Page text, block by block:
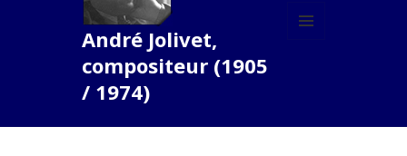
André Jolivet,
compositeur (1905
/ 1974)